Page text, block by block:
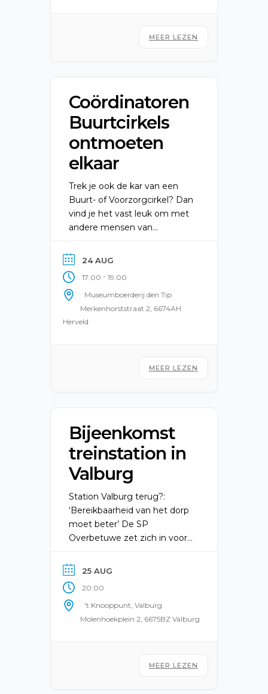
leukste kinderfeest weer van
MEER LEZEN
Coördinatoren
Buurtcirkels
ontmoeten
elkaar
Trek je ook de kar van een
Buurt- of Voorzorgcirkel? Dan
vind je het vast leuk om met
andere mensen van
maandag 24 augustus
organiseren drie inwoners uit
Elst en Valburg, in
samenwerking met Forte
Welzijn, een bijeenkomst
voor de coördinatoren van
museumboerderij Den Tip.
24 AUG
17:00 - 19:00
Museumboerderij den Tip
Merkenhorststraat 2, 6674AH
Herveld
MEER LEZEN
Bijeenkomst
treinstation in
Valburg
Station Valburg terug?:
‘Bereikbaarheid van het dorp
moet beter’ De SP
Overbetuwe zet zich in voor
treinstation in Valburg.
Volgens de partij is de
bereikbaarheid van het dorp
met het openbaar vervoer.
De hele gemeenteraad staat
heeft al onderzoekende
25 AUG
20:00
't Knooppunt, Valburg
Molenhoekplein 2, 6675BZ Valburg
MEER LEZEN